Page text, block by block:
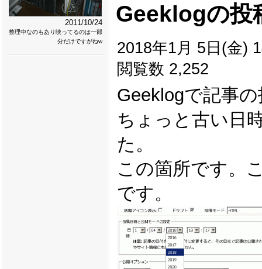
2011/10/24
整理中なのもあり映ってるのは一部
分だけですがねw
Geeklogの投
2018年1月 5日(金)
閲覧数 2,252
Geeklogで記事
ちょっと古い日
た。
この箇所です。
です。